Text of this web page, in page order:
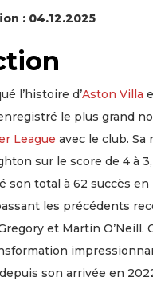
: 04.12.2025
l’histoire d’Aston Villa
le plus grand
League avec le club. Sa
sur le score de 4 à
son total à 62 succès en
les précédents
et Martin O’Neill.
son arrivée en